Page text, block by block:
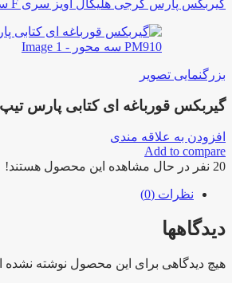
گیربکس پارس گرجی هلیکال آویز سری F سایز 67
بزرگنمایی تصویر
گیربکس قورباغه ای کتابی پارس تیپ PM910 سه محور
افزودن به علاقه مندی
Add to compare
20 نفر در حال مشاهده این محصول هستند!
نظرات (0)
دیدگاهها
هیچ دیدگاهی برای این محصول نوشته